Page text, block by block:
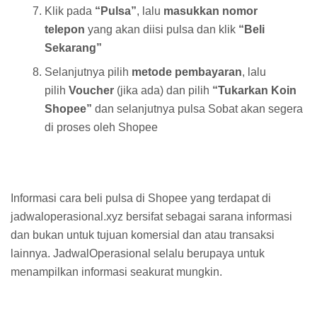
Klik pada “Pulsa”, lalu masukkan nomor
telepon yang akan diisi pulsa dan klik “Beli
Sekarang”
Selanjutnya pilih metode pembayaran, lalu
pilih Voucher (jika ada) dan pilih “Tukarkan Koin
Shopee” dan selanjutnya pulsa Sobat akan segera
di proses oleh Shopee
Informasi cara beli pulsa di Shopee yang terdapat di
jadwaloperasional.xyz bersifat sebagai sarana informasi
dan bukan untuk tujuan komersial dan atau transaksi
lainnya. JadwalOperasional selalu berupaya untuk
menampilkan informasi seakurat mungkin.